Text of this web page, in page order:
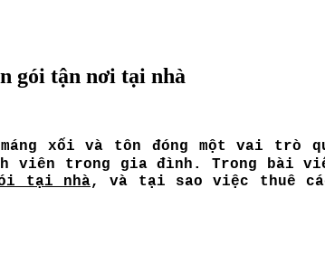
gói tận nơi tại nhà
xối và tôn đóng một vai trò
viên trong gia đình. Trong bài
tại nhà, và tại sao việc thuê